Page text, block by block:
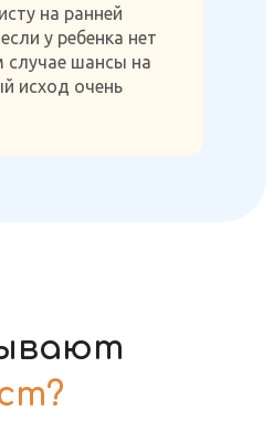
на ранней
у ребенка нет
случае шансы на
исход очень